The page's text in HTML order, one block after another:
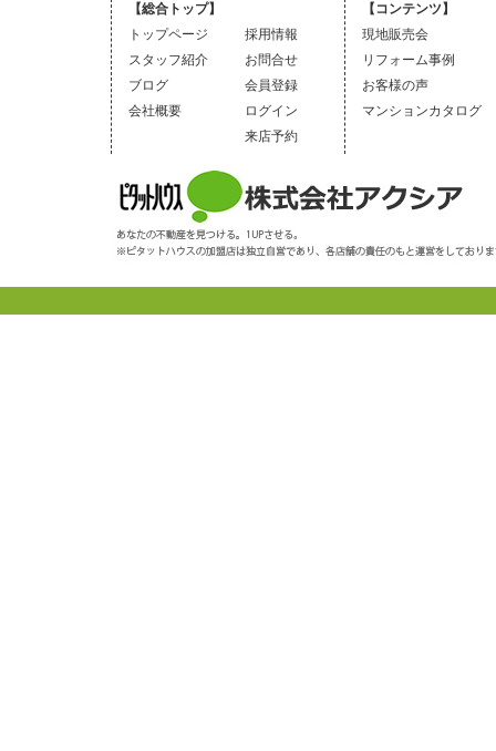
【総合トップ】
トップページ
スタッフ紹介
ブログ
会社概要
採用情報
お問合せ
会員登録
ログイン
来店予約
【コンテンツ】
現地販売会
リフォーム事例
お客様の声
マンションカタログ